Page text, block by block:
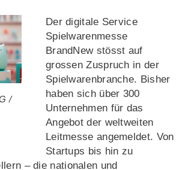
/
Der digitale Service
Spielwarenmesse
BrandNew stösst auf
grossen Zuspruch in der
Spielwarenbranche. Bisher
haben sich über 300
Unternehmen für das
Angebot der weltweiten
Leitmesse angemeldet. Von
Startups bis hin zu
– die nationalen und